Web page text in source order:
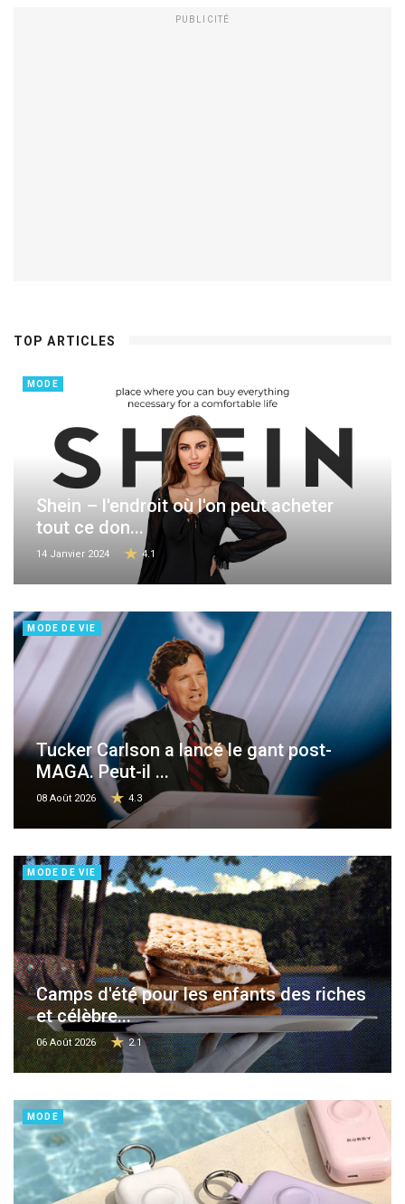
PUBLICITÉ
TOP ARTICLES
MODE
Shein – l'endroit où l'on peut acheter
tout ce don...
14 Janvier 2024 4.1
MODE DE VIE
Tucker Carlson a lancé le gant post-
MAGA. Peut-il ...
08 Août 2026 4.3
MODE DE VIE
Camps d'été pour les enfants des riches
et célèbre...
06 Août 2026 2.1
MODE